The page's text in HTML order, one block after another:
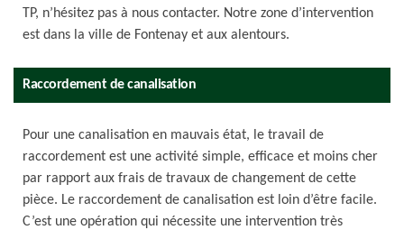
TP, n’hésitez pas à nous contacter. Notre zone d’intervention
est dans la ville de Fontenay et aux alentours.
Raccordement de canalisation
Pour une canalisation en mauvais état, le travail de
raccordement est une activité simple, efficace et moins cher
par rapport aux frais de travaux de changement de cette
pièce. Le raccordement de canalisation est loin d’être facile.
C’est une opération qui nécessite une intervention très